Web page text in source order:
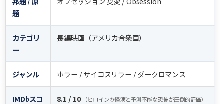
題
カテゴリ
ー
長編映画（アメリカ合衆国）
ジャンル ホラー / サイコスリラー / ダークロマンス
IMDbスコ
8.1 / 10 （ヒロインの怪演と予測不能な恐怖が圧倒的評価）